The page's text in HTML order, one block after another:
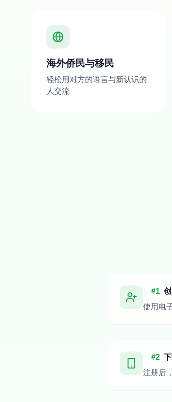
海外侨民与移民
轻松用对方的语言与新认识的
人交流
#1
使用电
#2
注册后